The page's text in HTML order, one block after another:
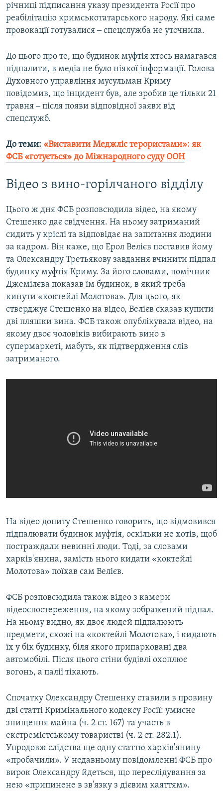
річниці підписання указу президента Росії про
реабілітацію кримськотатарського народу. Які саме
провокації готувалися ‒ спецслужба не уточнила.
До цього про те, що будинок муфтія хтось намагався
підпалити, в медіа не було ніякої інформації. Голова
Духовного управління мусульман Криму
повідомив, що інцидент був, але зробив це тільки 21
травня ‒ після появи відповідної заяви від
спецслужб.
До теми: «Виставити Меджліс терористами»: як
ФСБ «готується» до Міжнародного суду ООН
Відео з вино-горілчаного відділу
Цього ж дня ФСБ розповсюдила відео, на якому
Стешенко дає свідчення. На ньому затриманий
сидить у кріслі та відповідає на запитання людини
за кадром. Він каже, що Ерол Велієв поставив йому
та Олександру Третьякову завдання вчинити підпал
будинку муфтія Криму. За його словами, помічник
Джемілєва показав їм будинок, в який треба
кинути «коктейлі Молотова». Для цього, як
стверджує Стешенко на відео, Велієв сказав купити
дві пляшки вина. ФСБ також опублікувала відео, на
якому двоє чоловіків вибирають вино в
супермаркеті, мабуть, як підтвердження слів
затриманого.
На відео допиту Стешенко говорить, що відмовився
підпалювати будинок муфтія, оскільки не хотів, щоб
постраждали невинні люди. Тоді, за словами
харків'янина, замість нього кидати «коктейлі
Молотова» поїхав сам Велієв.
ФСБ розповсюдила також відео з камери
відеоспостереження, на якому зображений підпал.
На ньому видно, як двоє людей підпалюють
предмети, схожі на «коктейлі Молотова», і кидають
їх у бік будинку, біля якого припарковані два
автомобілі. Після цього стіни будівлі охоплює
вогонь, а палії тікають.
Спочатку Олександру Стешенку ставили в провину
дві статті Кримінального кодексу Росії: умисне
знищення майна (ч. 2 ст. 167) та участь в
екстремістському товаристві (ч. 2 ст. 282.1).
Упродовж слідства ще одну статтю харків'янину
«пробачили». У недавньому повідомленні ФСБ про
вирок Олександру йдеться, що переслідування за
нею «припинене в зв'язку з дієвим каяттям».